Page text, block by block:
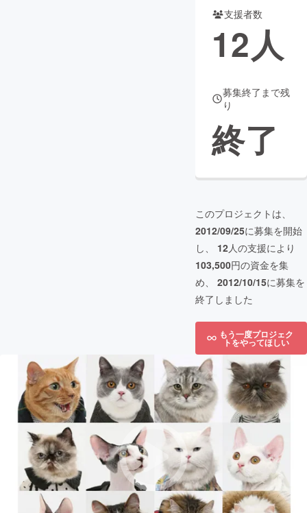
支援者数
12人
募集終了まで残
り
終了
このプロジェクトは、
2012/09/25に募集を開始
し、 12人の支援により
103,500円の資金を集
め、 2012/10/15に募集を
終了しました
もう一度プロジェク
トをやってほしい